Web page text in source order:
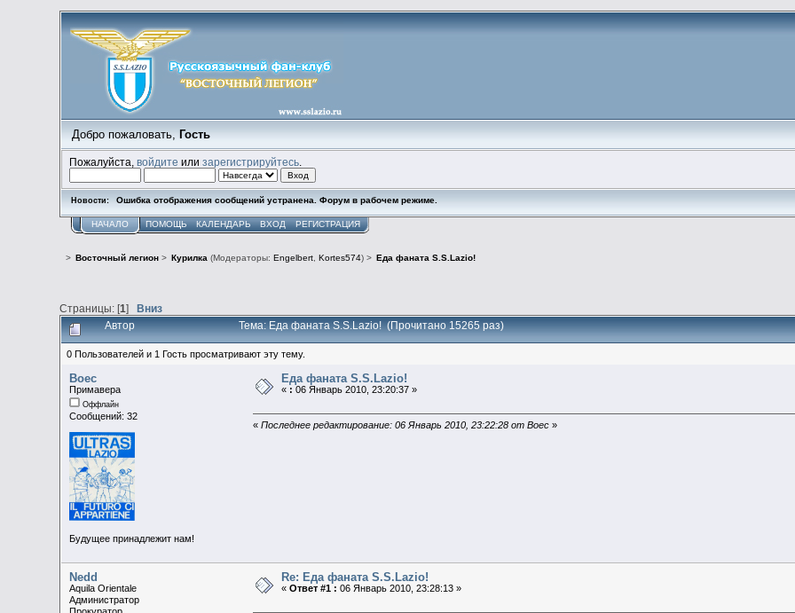
Добро пожаловать, Гость
Пожалуйста,войдите илизарегистрируйтесь
Новости: Ошибка отображения сообщений устранена. Форум в рабочем режиме.
НАЧАЛО ПОМОЩЬ КАЛЕНДАРЬ ВХОД РЕГИСТРАЦИЯ
> Восточный легион> Курилка (Модераторы: Engelbert, Kortes574) > Еда фаната S.S.Lazio!
Страницы: [1]Вниз
Автор Тема: Еда фаната S.S.Lazio! (Прочитано 15265 раз)
0 Пользователей и 1 Гость просматривают эту тему.
Boec
Примавера
Оффлайн
Сообщений: 32
Будущее принадлежит нам!
Еда фаната S.S.Lazio!
« : 06 Январь 2010, 23:20:37 »
« Последнее редактирование: 06 Январь 2010, 23:22:28 от Boec»
Nedd
Aquila Orientale
Администратор
Re: Еда фаната S.S.Lazio!
«Ответ #1 : 06 Январь 2010, 23:28:13 »